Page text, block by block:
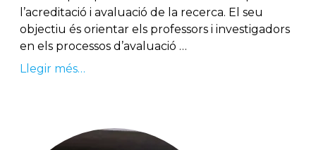
l’acreditació i avaluació de la recerca. El seu
objectiu és orientar els professors i investigadors
en els processos d’avaluació …
Llegir més…